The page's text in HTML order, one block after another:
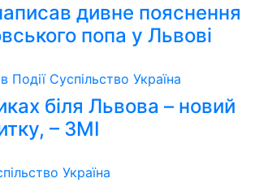
дивне пояснення
попа у Львові
Події Суспільство Україна
біля Львова – новий
– ЗМІ
Україна